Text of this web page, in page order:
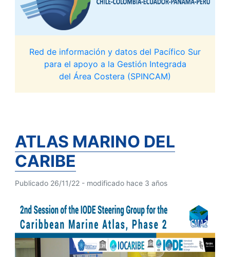
Red de información y datos del Pacífico Sur
para el apoyo a la Gestión Integrada
del Área Costera (SPINCAM)
ATLAS MARINO DEL
CARIBE
Publicado 26/11/22 - modificado hace 3 años